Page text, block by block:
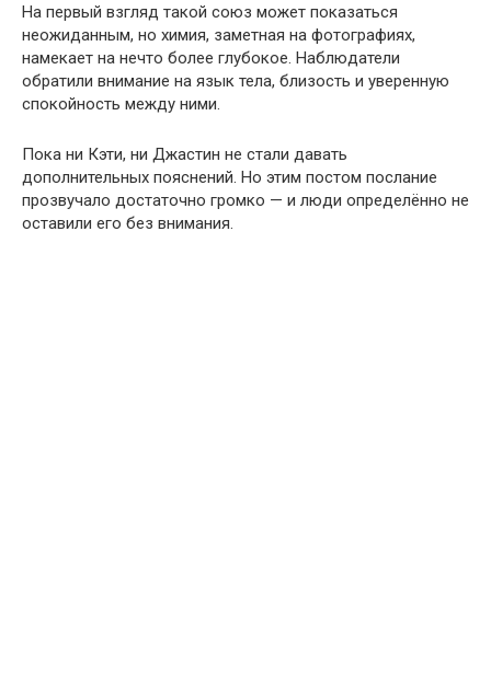
На первый взгляд такой союз может показаться
неожиданным, но химия, заметная на фотографиях,
намекает на нечто более глубокое. Наблюдатели
обратили внимание на язык тела, близость и уверенную
спокойность между ними.
Пока ни Кэти, ни Джастин не стали давать
дополнительных пояснений. Но этим постом послание
прозвучало достаточно громко — и люди определённо не
оставили его без внимания.